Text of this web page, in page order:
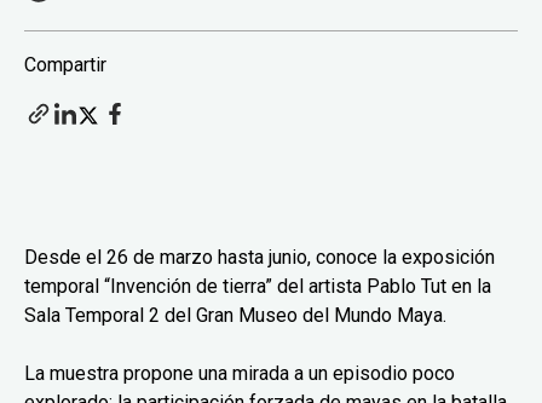
Compartir
Desde el 26 de marzo hasta junio, conoce la exposición
temporal “Invención de tierra” del artista Pablo Tut en la
Sala Temporal 2 del Gran Museo del Mundo Maya.
La muestra propone una mirada a un episodio poco